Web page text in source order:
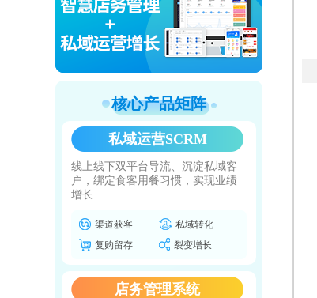
核心产品矩阵
私域运营SCRM
线上线下双平台导流、沉淀私域客
户，绑定食客用餐习惯，实现业绩
增长
渠道获客
私域转化
复购留存
裂变增长
店务管理系统